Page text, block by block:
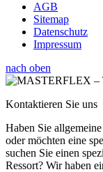
AGB
Sitemap
Datenschutz
Impressum
nach oben
Kontaktieren Sie uns
Haben Sie
oder möchten eine
suchen Sie einen
Ressort? Wir haben